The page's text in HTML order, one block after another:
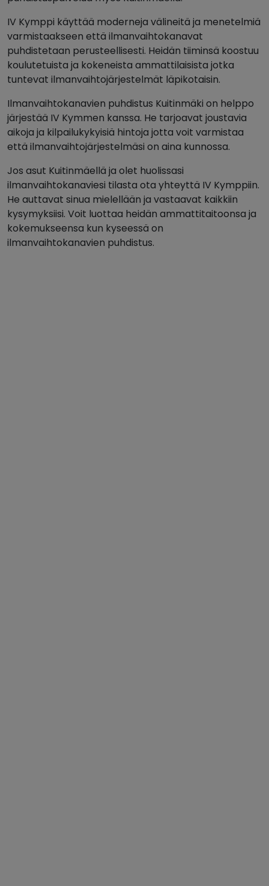
IV Kymppi käyttää moderneja välineitä ja menetelmiä
varmistaakseen että ilmanvaihtokanavat
puhdistetaan perusteellisesti. Heidän tiiminsä koostuu
koulutetuista ja kokeneista ammattilaisista jotka
tuntevat ilmanvaihtojärjestelmät läpikotaisin.
Ilmanvaihtokanavien puhdistus Kuitinmäki on helppo
järjestää IV Kymmen kanssa. He tarjoavat joustavia
aikoja ja kilpailukykyisiä hintoja jotta voit varmistaa
että ilmanvaihtojärjestelmäsi on aina kunnossa.
Jos asut Kuitinmäellä ja olet huolissasi
ilmanvaihtokanaviesi tilasta ota yhteyttä IV Kymppiin.
He auttavat sinua mielellään ja vastaavat kaikkiin
kysymyksiisi. Voit luottaa heidän ammattitaitoonsa ja
kokemukseensa kun kyseessä on
ilmanvaihtokanavien puhdistus.